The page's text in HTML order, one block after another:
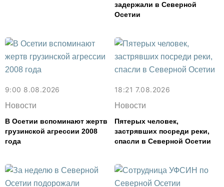
задержали в Северной
Осетии
9:00 8.08.2026
Новости
В Осетии вспоминают жертв
грузинской агрессии 2008
года
18:21 7.08.2026
Новости
Пятерых человек,
застрявших посреди реки,
спасли в Северной Осетии